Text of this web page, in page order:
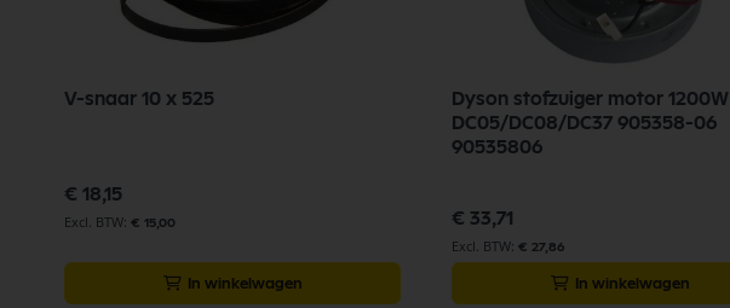
V-snaar 10 x 525
€ 18,15
€ 15,00
In winkelwagen
Dyson stofzuiger motor 1200W
DC05/DC08/DC37 905358-06
90535806
€ 33,71
€ 27,86
In winkelwagen